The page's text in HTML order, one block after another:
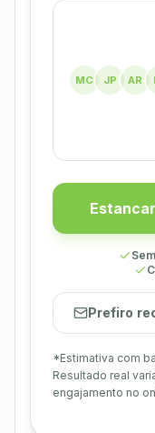
MC JP AR
Prefiro
*Estimativa com
Resultado real
engajamento no